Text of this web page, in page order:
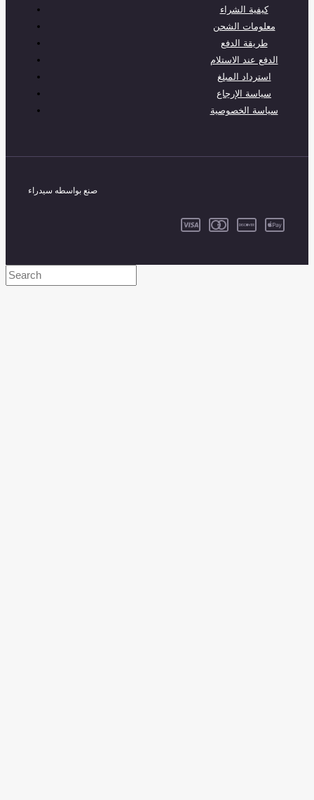
كيفية الشراء
معلومات الشحن
طريقة الدفع
الدفع عند الاستلام
استرداد المبلغ
سياسة الإرجاع
سياسة الخصوصية
صنع بواسطه سيدراء